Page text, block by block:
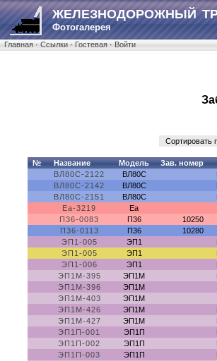
ЖЕЛЕЗНОДОРОЖНЫЙ
Фотогалерея
Главная·Ссылки·Гостевая·Войти
Сортировать
№ Название Модель
Зав. номер
ВЛ80С-2122
ВЛ80С
ВЛ80С-2142
ВЛ80С
ВЛ80С-2151
ВЛ80С
Еа-3219
Еа
П36-0083
П36 10250
П36-0113
П36 10280
ЭП1-005
ЭП1
ЭП1-005
ЭП1
ЭП1-006
ЭП1
ЭП1М-395
ЭП1М
ЭП1М-396
ЭП1М
ЭП1М-403
ЭП1М
ЭП1М-426
ЭП1М
ЭП1М-427
ЭП1М
ЭП1П-001
ЭП1П
ЭП1П-002
ЭП1П
ЭП1П-003
ЭП1П